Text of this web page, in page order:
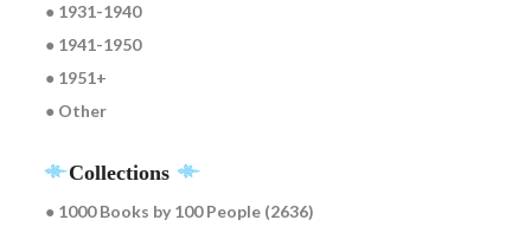
● 1931-1940
● 1941-1950
● 1951+
● Other
Collections
● 1000 Books by 100 People (2636)